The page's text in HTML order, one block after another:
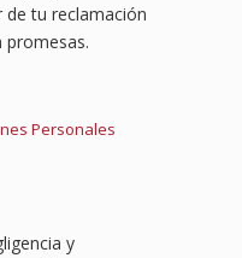
tu reclamación
promesas.
Personales
y